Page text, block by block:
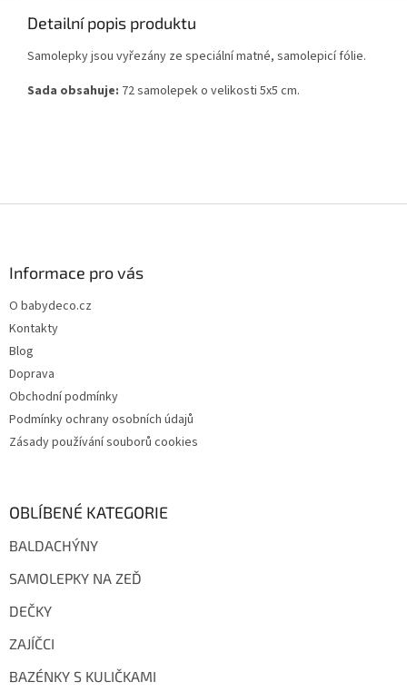
Detailní popis produktu
Samolepky jsou vyřezány ze speciální matné, samolepicí fólie.
Sada obsahuje: 72 samolepek o velikosti 5x5 cm.
Informace pro vás
O babydeco.cz
Kontakty
Blog
Doprava
Obchodní podmínky
Podmínky ochrany osobních údajů
Zásady používání souborů cookies
OBLÍBENÉ KATEGORIE
BALDACHÝNY
SAMOLEPKY NA ZEĎ
DEČKY
ZAJÍČCI
BAZÉNKY S KULIČKAMI